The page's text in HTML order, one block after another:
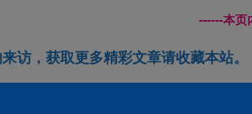
------本页
访，获取更多精彩文章请收藏本站。